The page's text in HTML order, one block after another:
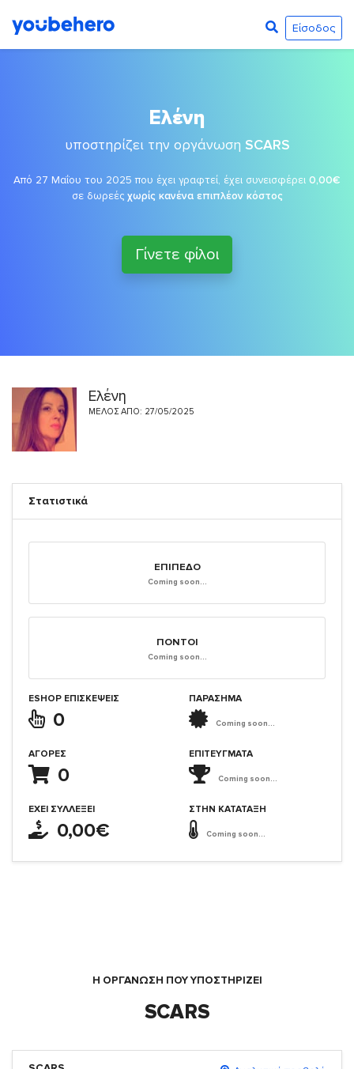
Είσοδος
Ελένη
υποστηρίζει την οργάνωση SCARS
Από 27 Μαΐου του 2025 που έχει γραφτεί, έχει συνεισφέρει 0,00€
σε δωρεές χωρίς κανένα επιπλέον κόστος
Γίνετε φίλοι
Ελένη
ΜΈΛΟΣ ΑΠΌ: 27/05/2025
Στατιστικά
ΕΠΊΠΕΔΟ
Coming soon...
ΠΌΝΤΟΙ
Coming soon...
ESHOP ΕΠΙΣΚΈΨΕΙΣ
0
ΑΓΟΡΈΣ
0
ΈΧΕΙ ΣΥΛΛΈΞΕΙ
0,00€
ΠΑΡΑΣΗΜΑ
Coming soon...
ΕΠΙΤΕΎΓΜΑΤΑ
Coming soon...
ΣΤΗΝ ΚΑΤΆΤΑΞΗ
Coming soon...
Η ΟΡΓΆΝΩΣΗ ΠΟΥ ΥΠΟΣΤΗΡΙΖΕΙ
SCARS